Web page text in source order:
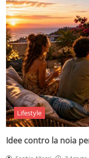
Lifestyle
Idee contro la noia